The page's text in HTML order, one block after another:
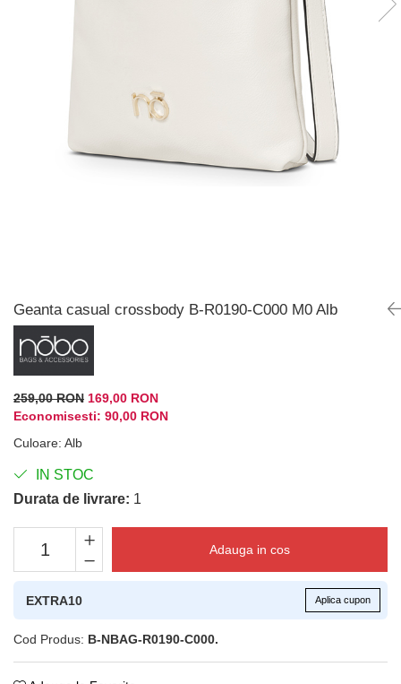
Geanta casual crossbody B-R0190-C000 M0 Alb
259,00 RON 169,00 RON
Economisesti: 90,00 RON
Culoare: Alb
IN STOC
Durata de livrare: 1
Adauga in cos
EXTRA10 Aplica cupon
Cod Produs: B-NBAG-R0190-C000.